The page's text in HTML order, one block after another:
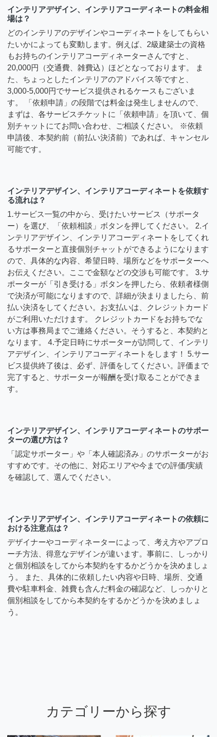
インテリアデザイン、インテリアコーディネートの料金相
場は？
どのインテリアのデザインやコーディネートをしてもらい
たいかによっても変動します。例えば、2級建築士の資格
もお持ちのインテリアコーディネーターさんですと、
20,000円（交通費、雑費込）ほどとなっております。 ま
た、ちょっとしたインテリアのアドバイス等ですと、
3,000-5,000円でサービス提供されるケースもございま
す。 「依頼申請」の段階では料金は発生しませんので、
まずは、各サービスチケットに「依頼申請」を頂いて、個
別チャットにてお問い合わせ、ご相談ください。 ※依頼
申請後、本契約前（前払い決済前）であれば、キャンセル
可能です。
インテリアデザイン、インテリアコーディネートを依頼す
る流れは？
1.サービス一覧の中から、受けたいサービス（サポータ
ー）を選び、「依頼相談」ボタンを押してください。 2.イ
ンテリアデザイン、インテリアコーディネートをしてくれ
るサポーターと直接個別チャットができるようになります
ので、具体的な内容、希望日時、場所などをサポーターへ
お伝えください。ここで金額などの交渉も可能です。 3.サ
ポーターが「引き受ける」ボタンを押したら、依頼者様側
で決済が可能になりますので、詳細が決まりましたら、前
払い決済をしてください。お支払いは、クレジットカード
がご利用いただけます。 クレジットカードをお持ちでな
い方は事務局までご連絡ください。そうすると、本契約と
なります。 4.予定日時にサポーターが訪問して、インテリ
アデザイン、インテリアコーディネートをします！ 5.サー
ビス提供終了後は、必ず、評価をしてください。評価まで
完了すると、サポーターが報酬を受け取ることができま
す。
インテリアデザイン、インテリアコーディネートのサポー
ターの選び方は？
「認定サポーター」や「本人確認済み」のサポーターがお
すすめです。その他に、対応エリアや今までの評価/実績
を確認して、選んでください。
インテリアデザイン、インテリアコーディネートの依頼に
おける注意点は？
デザイナーやコーディネーターによって、考え方やアプロ
ーチ方法、得意なデザインが違います。事前に、しっかり
と個別相談をしてから本契約をするかどうかを決めましょ
う。 また、具体的に依頼したい内容や日時、場所、交通
費や駐車料金、雑費も含んだ料金の確認など、しっかりと
個別相談をしてから本契約をするかどうかを決めましょ
う。
カテゴリーから探す